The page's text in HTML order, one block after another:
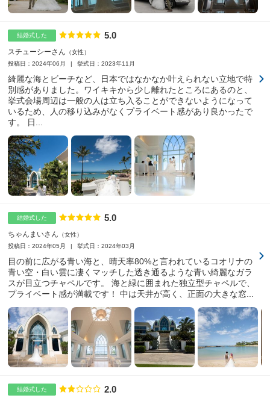
結婚式した 点数
5.0
スチューシーさん
女性
投稿日：2024年06月
挙式日：2023年11月
綺麗な海とビーチなど、日本ではなかなか叶えられない立地で特
別感がありました。ワイキキから少し離れたところにあるのと、
挙式会場周辺は一般の人は立ち入ることができないようになって
いるため、人の移り込みがなくプライベート感があり良かったで
す。 日...
結婚式した 点数
5.0
ちゃんまいさん
女性
投稿日：2024年05月
挙式日：2024年03月
目の前に広がる青い海と、晴天率80%と言われているコオリナの
青い空・白い雲に凄くマッチした透き通るような青い綺麗なガラ
スが目立つチャペルです。 海と緑に囲まれた独立型チャペルで、
プライベート感が満載です！ 中は天井が高く、正面の大きな窓...
結婚式した 点数
2.0